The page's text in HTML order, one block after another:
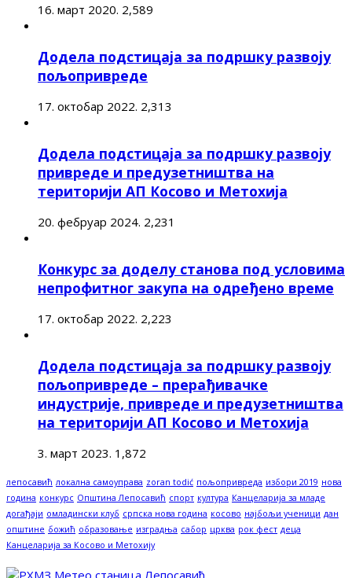
16. март 2020. 2,589
Додела подстицаја за подршку развоју
пољопривреде
17. октобар 2022. 2,313
Додела подстицаја за подршку развоју
привреде и предузетништва на
територији АП Косово и Метохија
20. фебруар 2024. 2,231
Конкурс за доделу станова под условима
непрофитног закупа на одређено време
17. октобар 2022. 2,223
Додела подстицаја за подршку развоју
пољопривреде – прерађивачке
индустрије, привреде и предузетништва
на територији АП Косово и Метохија
3. март 2023. 1,872
лепосавић локална самоуправа zoran todić пољопривреда избори 2019 нова
година конкурс Општина Лепосавић спорт култура Канцеларија за младе
догађаји омладински клуб српска нова година косово најбољи ученици дан
општине божић образовање изградња сабор црква рок фест деца
Канцеларија за Косово и Метохију